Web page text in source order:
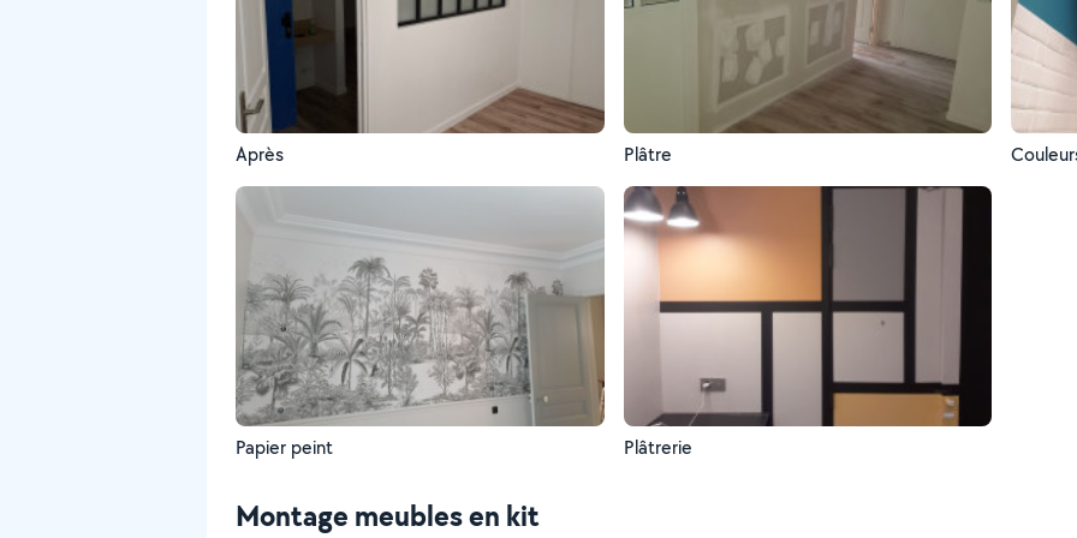
Après Plâtre
Papier peint Plâtrerie
Montage meubles en kit